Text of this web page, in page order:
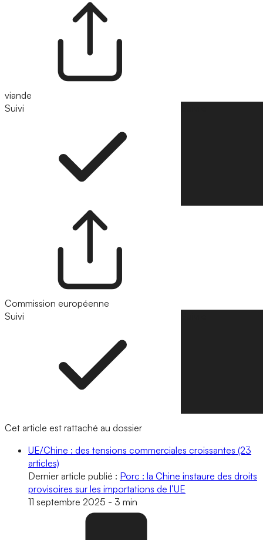
viande
Suivi
Commission européenne
Suivi
Cet article est rattaché au dossier
UE/Chine : des tensions commerciales croissantes (23
articles)
Dernier article publié : Porc : la Chine instaure des droits
provisoires sur les importations de l’UE
11 septembre 2025 - 3 min